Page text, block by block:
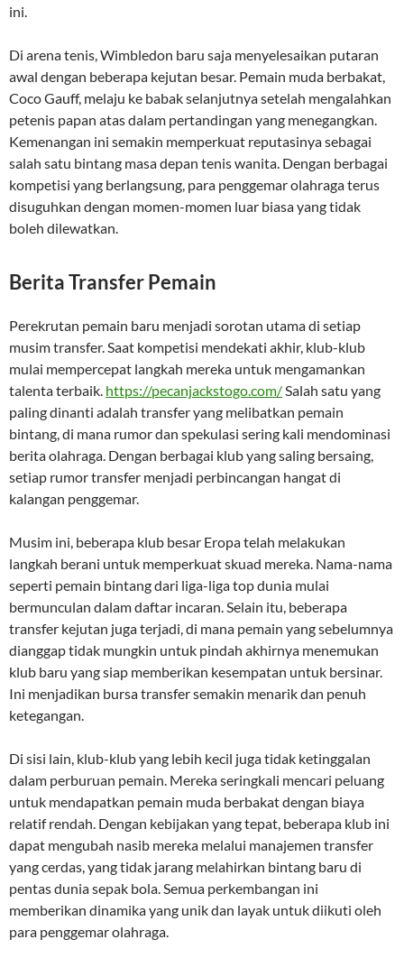
ini.
Di arena tenis, Wimbledon baru saja menyelesaikan putaran
awal dengan beberapa kejutan besar. Pemain muda berbakat,
Coco Gauff, melaju ke babak selanjutnya setelah mengalahkan
petenis papan atas dalam pertandingan yang menegangkan.
Kemenangan ini semakin memperkuat reputasinya sebagai
salah satu bintang masa depan tenis wanita. Dengan berbagai
kompetisi yang berlangsung, para penggemar olahraga terus
disuguhkan dengan momen-momen luar biasa yang tidak
boleh dilewatkan.
Berita Transfer Pemain
Perekrutan pemain baru menjadi sorotan utama di setiap
musim transfer. Saat kompetisi mendekati akhir, klub-klub
mulai mempercepat langkah mereka untuk mengamankan
talenta terbaik. https://pecanjackstogo.com/Salah satu yang
paling dinanti adalah transfer yang melibatkan pemain
bintang, di mana rumor dan spekulasi sering kali mendominasi
berita olahraga. Dengan berbagai klub yang saling bersaing,
setiap rumor transfer menjadi perbincangan hangat di
kalangan penggemar.
Musim ini, beberapa klub besar Eropa telah melakukan
langkah berani untuk memperkuat skuad mereka. Nama-nama
seperti pemain bintang dari liga-liga top dunia mulai
bermunculan dalam daftar incaran. Selain itu, beberapa
transfer kejutan juga terjadi, di mana pemain yang sebelumnya
dianggap tidak mungkin untuk pindah akhirnya menemukan
klub baru yang siap memberikan kesempatan untuk bersinar.
Ini menjadikan bursa transfer semakin menarik dan penuh
ketegangan.
Di sisi lain, klub-klub yang lebih kecil juga tidak ketinggalan
dalam perburuan pemain. Mereka seringkali mencari peluang
untuk mendapatkan pemain muda berbakat dengan biaya
relatif rendah. Dengan kebijakan yang tepat, beberapa klub ini
dapat mengubah nasib mereka melalui manajemen transfer
yang cerdas, yang tidak jarang melahirkan bintang baru di
pentas dunia sepak bola. Semua perkembangan ini
memberikan dinamika yang unik dan layak untuk diikuti oleh
para penggemar olahraga.